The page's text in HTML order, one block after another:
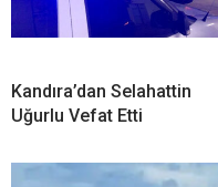
Kandıra’dan Selahattin
Uğurlu Vefat Etti